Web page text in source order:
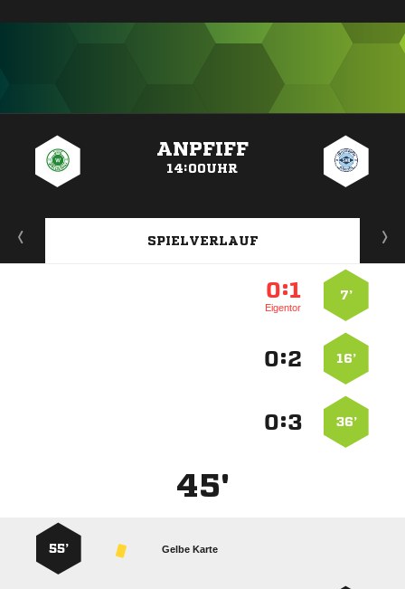
ANPFIFF
14:00UHR
SPIELVERLAUF
7’
:
Eigentor
16’
:
36’
:
45'
Gelbe Karte
55’